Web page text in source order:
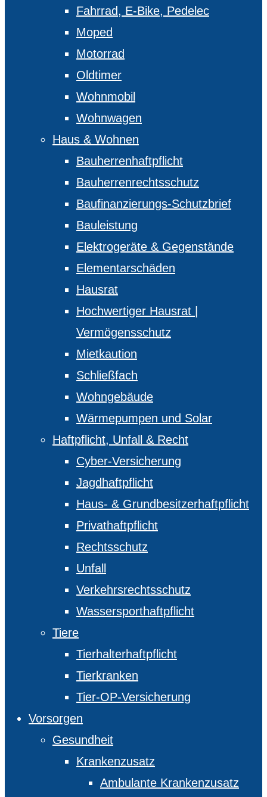
Fahrrad, E-Bike, Pedelec
Moped
Motorrad
Oldtimer
Wohnmobil
Wohnwagen
Haus & Wohnen
Bauherrenhaftpflicht
Bauherrenrechtsschutz
Baufinanzierungs-Schutzbrief
Bauleistung
Elektrogeräte & Gegenstände
Elementarschäden
Hausrat
Hochwertiger Hausrat |
Vermögensschutz
Mietkaution
Schließfach
Wohngebäude
Wärmepumpen und Solar
Haftpflicht, Unfall & Recht
Cyber-Versicherung
Jagdhaftpflicht
Haus- & Grundbesitzerhaftpflicht
Privathaftpflicht
Rechtsschutz
Unfall
Verkehrsrechtsschutz
Wassersporthaftpflicht
Tiere
Tierhalterhaftpflicht
Tierkranken
Tier-OP-Versicherung
Vorsorgen
Gesundheit
Krankenzusatz
Ambulante Krankenzusatz